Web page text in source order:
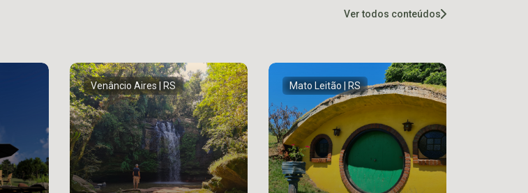
Ver todos conteúdos
Venâncio Aires | RS Mato Leitão | RS